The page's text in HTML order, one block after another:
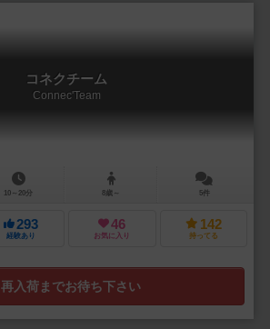
コネクチーム
Connec'Team
10～20分 8歳～ 5件
293
経験あり
46
お気に入り
142
持ってる
再入荷までお待ち下さい